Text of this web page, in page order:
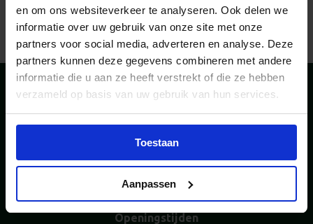
en om ons websiteverkeer te analyseren. Ook delen we
informatie over uw gebruik van onze site met onze
partners voor social media, adverteren en analyse. Deze
partners kunnen deze gegevens combineren met andere
informatie die u aan ze heeft verstrekt of die ze hebben
verzameld op basis van uw gebruik van hun services.
Toestaan
Aanpassen
06-11-2025
De Dieze 22
5684 PT Best
Postbus 221
5680 AE Best
+31 (0)40 - 214 00 80
info@vekabest.nl
Openingstijden